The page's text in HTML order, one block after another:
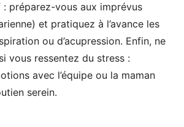
préparez-vous aux imprévus
et pratiquez à l’avance les
ou d’acupression. Enfin, ne
vous ressentez du stress :
avec l’équipe ou la maman
serein.